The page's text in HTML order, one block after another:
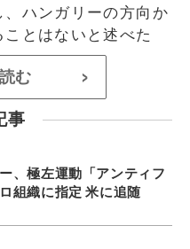
ハンガリーの方向か
とはないと述べた
む >
事
、極左運動「アンティフ
組織に指定 米に追随